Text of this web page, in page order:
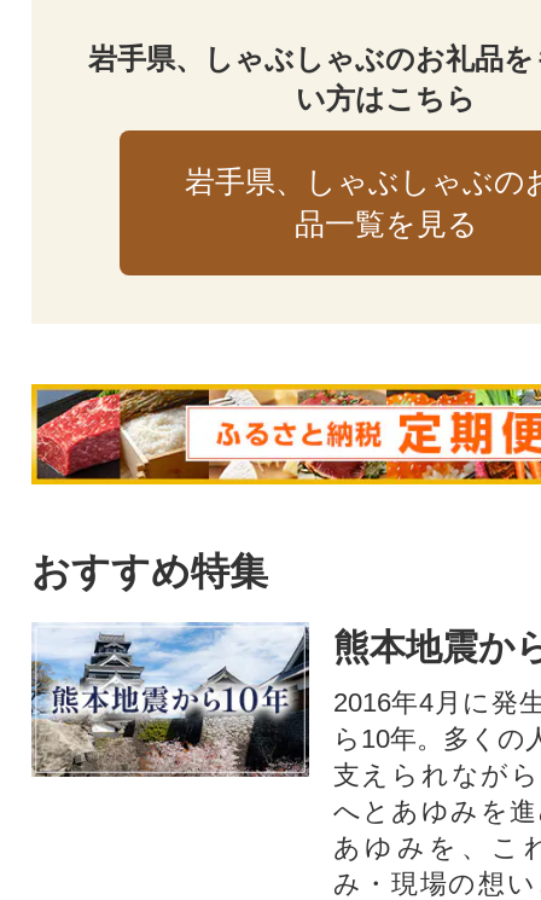
岩手県、しゃぶしゃぶのお礼品
い方はこちら
岩手県、しゃぶしゃぶの
品一覧を見る
おすすめ特集
熊本地震か
2016年4月に発
ら10年。多くの
支えられなが
へとあゆみを
あゆみを、こ
み・現場の想